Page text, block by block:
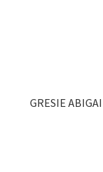
GRESIE